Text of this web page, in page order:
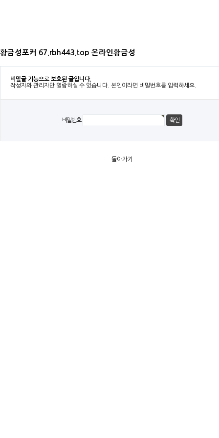
황금성포커 67.rbh443.top 온라인황금성
비밀글 기능으로 보호된 글입니다.
작성자와 관리자만 열람하실 수 있습니다. 본인이라면 비밀번호를 입력하세요.
비밀번호
돌아가기